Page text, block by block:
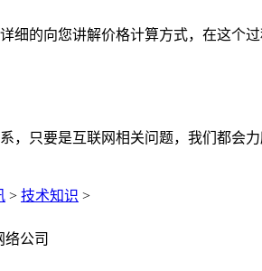
细的向您讲解价格计算方式，在这个
，只要是互联网相关问题，我们都会
> 技术知识 >
络公司